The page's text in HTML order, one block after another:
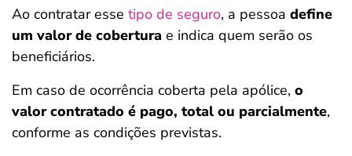
Ao contratar esse tipo de seguro, a pessoa define
um valor de cobertura e indica quem serão os
beneficiários.
Em caso de ocorrência coberta pela apólice, o
valor contratado é pago, total ou parcialmente,
conforme as condições previstas.